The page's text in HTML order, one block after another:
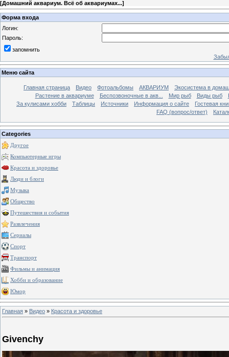
[Домашний аквариум. Всё об аквариумах...]
Форма входа
Логин:
Пароль:
запомнить
Меню сайта
Главная страница Видео Фотоальбомы АКВАРИУМ
Экосистема в
Растение в аквариуме
Беспозвоночные в акв... Мир рыб Виды рыб
За кулисами хобби
Таблицы Источники Информация о сайте
Гостевая
FAQ (вопрос/ответ)
Categories
Другое
Компьютерные игры
Красота и здоровье
Люди и блоги
Музыка
Общество
Путешествия и события
Развлечения
Сериалы
Спорт
Транспорт
Фильмы и анимация
Хобби и образование
Юмор
Главная » Видео » Красота и здоровье
Givenchy